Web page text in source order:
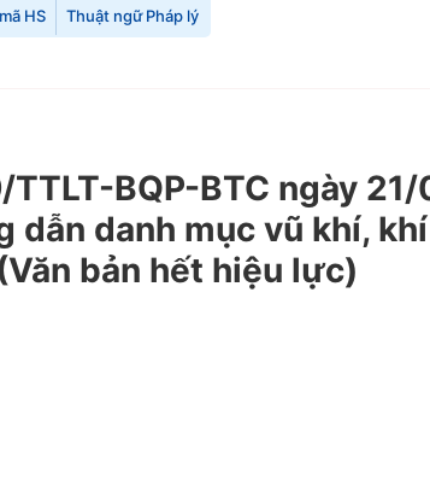
HS Thuật ngữ Pháp lý
BQP-BTC ngày
dẫn danh mục vũ khí,
bản hết hiệu lực)